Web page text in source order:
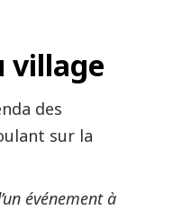
village
des
sur la
événement à